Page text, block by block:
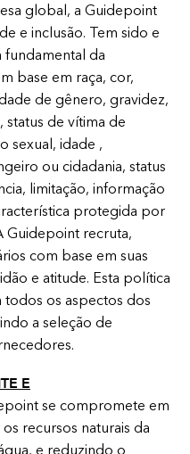
global, a Guidepoint
e inclusão. Tem sido e
da
base em raça, cor,
de gênero, gravidez,
status de vítima de
sexual, idade ,
ou cidadania, status
limitação, informação
protegida por
Guidepoint recruta,
com base em suas
e atitude. Esta política
todos os aspectos dos
a seleção de
E
se compromete em
recursos naturais da
e reduzindo o